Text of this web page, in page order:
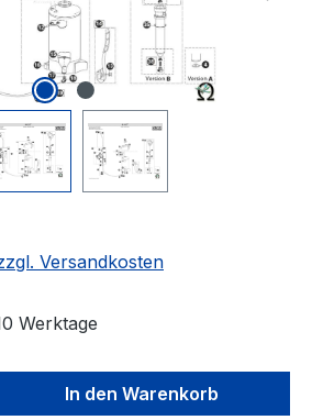
Versandkosten
Werktage
Gib den
In den Warenkorb